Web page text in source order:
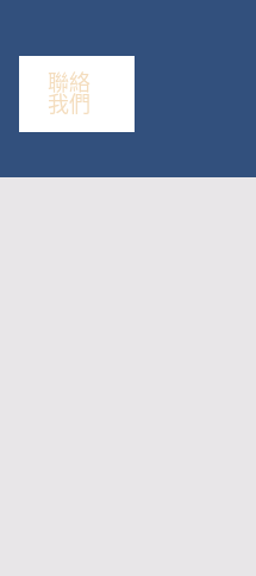
聯絡
我們